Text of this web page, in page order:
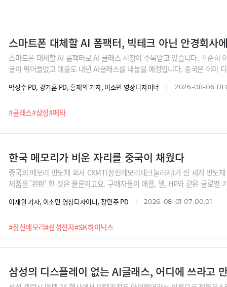
스마트폰 대체할 AI 폼팩터, 빅테크 아닌 안경회사
#글래스#삼성#메타
스마트폰 대체할 AI 폼팩터로 AI 글래스 시장이 주목받고 있습니다. 꾸준히
글이 뛰어들었고 애플도 내년 AI글래스를 내놓을 예정입니다. 중국은 이미
는 이 시장의 히든 챔피언은 의외로 유럽의 한 안경회사라고 합니다. 명품
재와 미래, 그리고 한계점을 신동형 알서포트 전략기획팀장과 함께 알아 봅
박성수 PD, 강기훈 PD, 홍재의 기자, 이소민 영상디자이너 2026-08-06
한국 메모리가 비운 자리를 중국이 채웠다
#창신메모리#삼성전자#SK하이닉스
중국의 메모리 반도체 회사 CXMT(창신메모리테크놀러지)가 전 세계 반도
제품을 '완판' 한 것은 물론이고요. 구매자들이 애플, 델, HP와 같은 글로벌
면 진짜 한국의 메모리 기업들에게 위협이 될 것인지 정리해봅니다.
이재원 기자, 이소민 영상디자이너, 장민주 PD 2026-08-01 07:00:01
삼성의 디스플레이 없는 AI글래스, 어디에 쓰라고